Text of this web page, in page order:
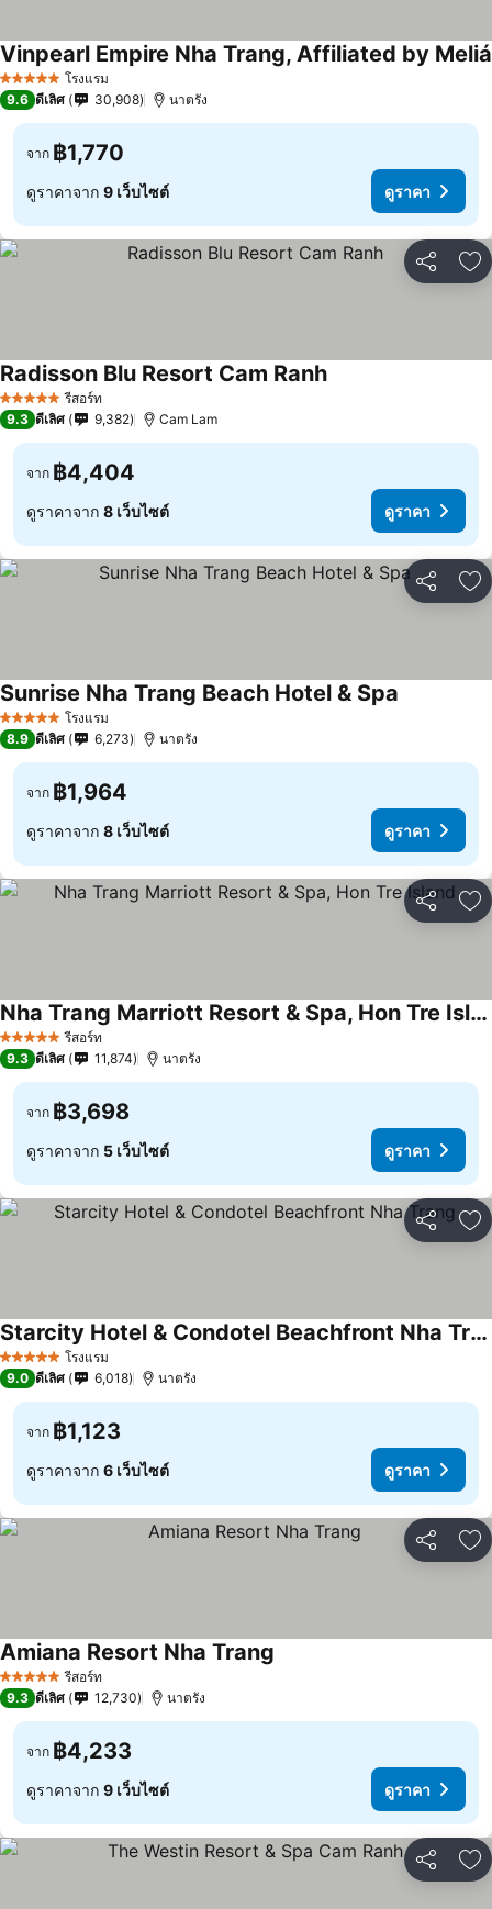
5 ดาว โรงแรม
Vinpearl Empire Nha Trang, Affiliated by Meliá
9.6 ดีเลิศ 30,908 นาตรัง
จาก ฿1,770
ดูราคาจาก 9 เว็บไซต์ ดูราคา
แชร์ เ
5 ดาว รีสอร์ท
Radisson Blu Resort Cam Ranh
9.3 ดีเลิศ 9,382 Cam Lam
จาก ฿4,404
ดูราคาจาก 8 เว็บไซต์ ดูราคา
แชร์ เ
5 ดาว โรงแรม
Sunrise Nha Trang Beach Hotel & Spa
8.9 ดีเลิศ 6,273 นาตรัง
จาก ฿1,964
ดูราคาจาก 8 เว็บไซต์ ดูราคา
แชร์ เ
5 ดาว รีสอร์ท
Nha Trang Marriott Resort & Spa, Hon Tre Island
9.3 ดีเลิศ 11,874 นาตรัง
จาก ฿3,698
ดูราคาจาก 5 เว็บไซต์ ดูราคา
แชร์ เ
5 ดาว โรงแรม
Starcity Hotel & Condotel Beachfront Nha Trang
9.0 ดีเลิศ 6,018 นาตรัง
จาก ฿1,123
ดูราคาจาก 6 เว็บไซต์ ดูราคา
แชร์ เ
5 ดาว รีสอร์ท
Amiana Resort Nha Trang
9.3 ดีเลิศ 12,730 นาตรัง
จาก ฿4,233
ดูราคาจาก 9 เว็บไซต์ ดูราคา
แชร์ เ